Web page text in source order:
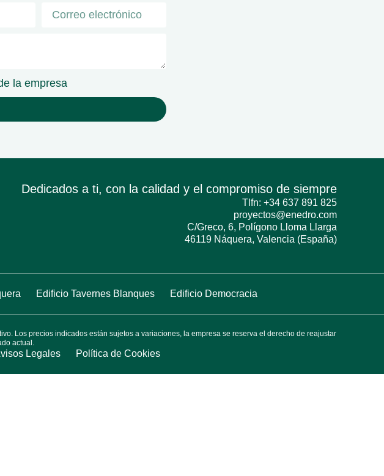
la empresa
Dedicados a ti, con la calidad y el compromiso de siempre
Tlfn: +34 637 891 825
proyectos@enedro.com
C/Greco, 6, Polígono Lloma Llarga
46119 Náquera, Valencia (España)
Edificio Tavernes Blanques Edificio Democracia
Los precios indicados están sujetos a variaciones, la empresa se reserva el derecho de reajustar
actual.
Legales Política de Cookies